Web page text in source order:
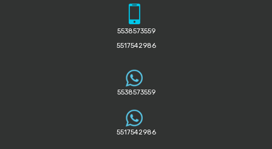
5538573559
5517542986
5538573559
5517542986